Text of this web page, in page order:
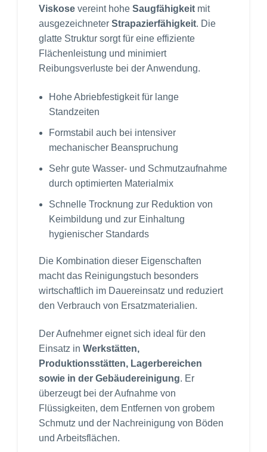
Viskose vereint hohe Saugfähigkeit mit
ausgezeichneter Strapazierfähigkeit. Die
glatte Struktur sorgt für eine effiziente
Flächenleistung und minimiert
Reibungsverluste bei der Anwendung.
Hohe Abriebfestigkeit für lange
Standzeiten
Formstabil auch bei intensiver
mechanischer Beanspruchung
Sehr gute Wasser- und Schmutzaufnahme
durch optimierten Materialmix
Schnelle Trocknung zur Reduktion von
Keimbildung und zur Einhaltung
hygienischer Standards
Die Kombination dieser Eigenschaften
macht das Reinigungstuch besonders
wirtschaftlich im Dauereinsatz und reduziert
den Verbrauch von Ersatzmaterialien.
Der Aufnehmer eignet sich ideal für den
Einsatz in Werkstätten,
Produktionsstätten, Lagerbereichen
sowie in der Gebäudereinigung. Er
überzeugt bei der Aufnahme von
Flüssigkeiten, dem Entfernen von grobem
Schmutz und der Nachreinigung von Böden
und Arbeitsflächen.